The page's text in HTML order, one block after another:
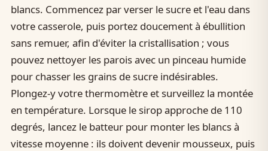
blancs. Commencez par verser le sucre et l'eau dans
votre casserole, puis portez doucement à ébullition
sans remuer, afin d'éviter la cristallisation ; vous
pouvez nettoyer les parois avec un pinceau humide
pour chasser les grains de sucre indésirables.
Plongez-y votre thermomètre et surveillez la montée
en température. Lorsque le sirop approche de 110
degrés, lancez le batteur pour monter les blancs à
vitesse moyenne : ils doivent devenir mousseux, puis